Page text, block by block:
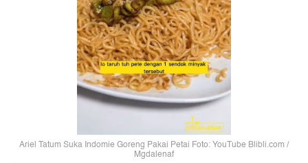
Ariel Tatum Suka Indomie Goreng Pakai Petai Foto: YouTube Blibli.com /
Mgdalenaf